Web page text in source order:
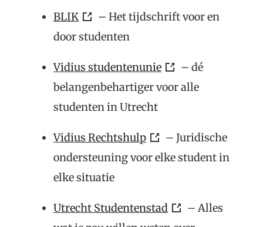
BLIK
– Het tijdschrift voor en
door studenten
Vidius studentenunie
– dé
belangenbehartiger voor alle
studenten in Utrecht
Vidius Rechtshulp
– Juridische
ondersteuning voor elke student in
elke situatie
Utrecht Studentenstad
– Alles